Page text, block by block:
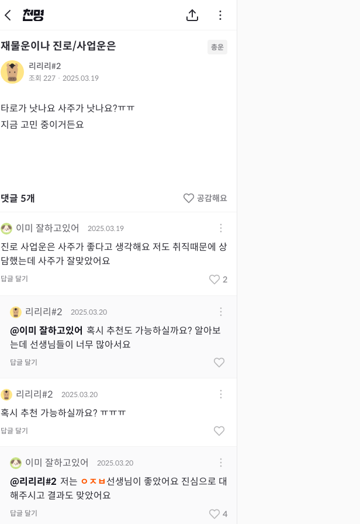
재물운이나 진로/사업운은 총운
리리리#2
조회 227 · 2025.03.19
타로가 낫나요 사주가 낫나요?ㅠㅠ
지금 고민 중이거든요
댓글 5개 공감해요
이미 잘하고있어 2025.03.19
진로 사업운은 사주가 좋다고 생각해요 저도 취직때문에 상
담했는데 사주가 잘맞았어요
답글 달기 2
리리리#2 2025.03.20
@이미 잘하고있어 혹시 추천도 가능하실까요? 알아보
는데 선생님들이 너무 많아서요
답글 달기
리리리#2 2025.03.20
혹시 추천 가능하실까요? ㅠㅠㅠ
답글 달기
이미 잘하고있어 2025.03.20
@리리리#2 저는 ㅇㅈㅂ선생님이 좋았어요 진심으로 대
해주시고 결과도 맞았어요
답글 달기 4